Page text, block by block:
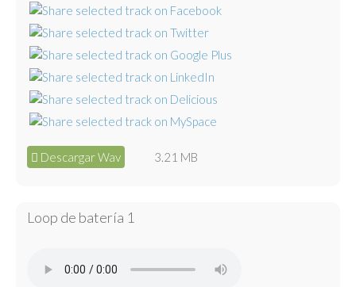
Descargar Wav 3.21 MB
Loop de batería 1